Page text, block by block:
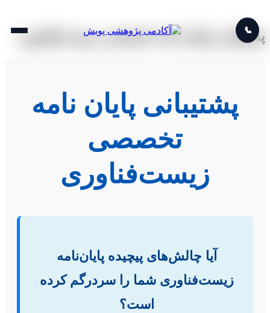
📞
پشتیبانی پایان نامه تخصصی زیست‌فناوری
پشتیبانی پایان نامه
تخصصی
زیست‌فناوری
آیا چالش‌های پیچیده پایان‌نامه
زیست‌فناوری شما را سردرگم کرده
است؟